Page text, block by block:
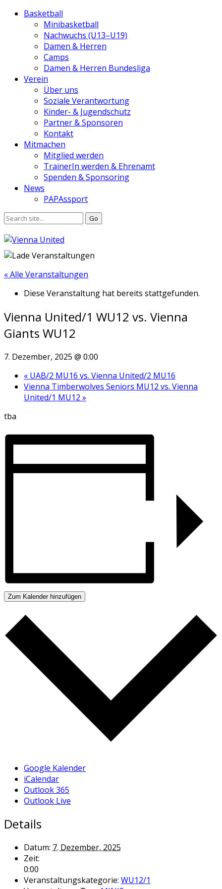
Basketball
Minibasketball
Nachwuchs (U13–U19)
Damen & Herren
Camps
Damen & Herren Bundesliga
Verein
Über uns
Soziale Verantwortung
Kinder- & Jugendschutz
Partner & Sponsoren
Kontakt
Mitmachen
Mitglied werden
TrainerIn werden & Ehrenamt
Spenden & Sponsoring
News
PAPAssport
« Alle Veranstaltungen
Diese Veranstaltung hat bereits stattgefunden.
Vienna United/1 WU12 vs. Vienna
Giants WU12
7. Dezember, 2025 @ 0:00
« UAB/2 MU16 vs. Vienna United/2 MU16
Vienna Timberwolves Seniors MU12 vs. Vienna
United/1 MU12 »
tba
Zum Kalender hinzufügen
Google Kalender
iCalendar
Outlook 365
Outlook Live
Details
Datum: 7. Dezember, 2025
Zeit:
0:00
Veranstaltungskategorie: WU12/1